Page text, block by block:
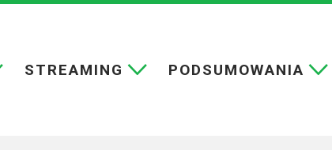
STREAMING PODSUMOWANIA